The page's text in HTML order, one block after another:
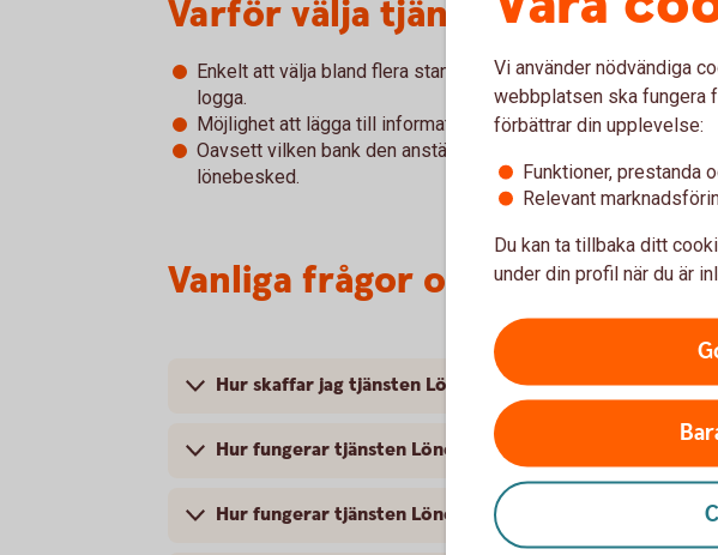
Varför välja tjänsten
Enkelt att välja bland flera standardmallar på Lönebesked
logga.
Möjlighet att lägga till information till mottagarna.
Oavsett vilken bank den anställde har sitt lönekonto så får
lönebesked.
Vanliga frågor och svar
Hur skaffar jag tjänsten Lönebesked?
Hur fungerar tjänsten Lönebesked
Hur fungerar tjänsten Lönekopia (arkiv)?
Vi använder nödvändiga
webbplatsen ska fungera
förbättrar din upplevelse:
Funktioner, prestanda
Relevant
Du kan ta tillbaka ditt
under din profil när du är